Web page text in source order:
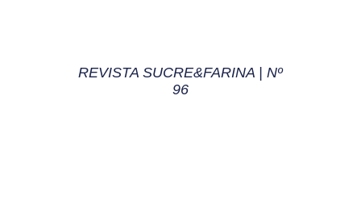
REVISTA SUCRE&FARINA | Nº
96